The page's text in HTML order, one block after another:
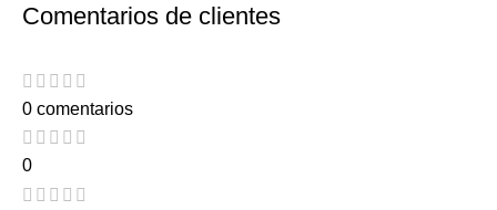
Comentarios de clientes
0 comentarios
0